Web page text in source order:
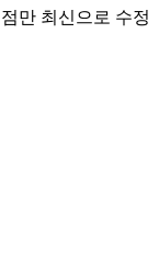
만 최신으로 수정